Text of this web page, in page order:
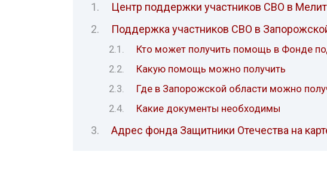
Центр поддержки участников СВО в
Поддержка участников СВО в
Кто может получить помощь в Фонде
Какую помощь можно получить
Где в Запорожской области можно
Какие документы необходимы
Адрес фонда Защитники Отечества на